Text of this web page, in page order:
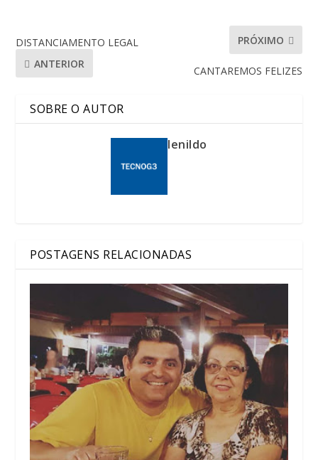
DISTANCIAMENTO LEGAL
ANTERIOR
PRÓXIMO
CANTAREMOS FELIZES
SOBRE O AUTOR
lenildo
POSTAGENS RELACIONADAS